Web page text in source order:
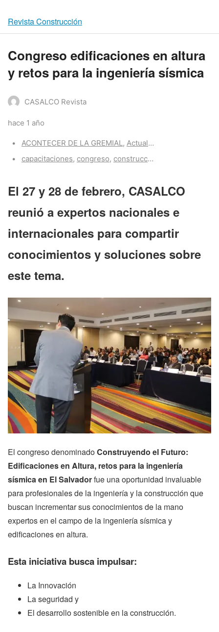
Revista Construcción
Congreso edificaciones en altura
y retos para la ingeniería sísmica
CASALCO Revista
hace 1 año
Categories:
ACONTECER DE LA GREMIAL, Actualidad CASALCO
Tags:
capacitaciones, congreso, construcción
El 27 y 28 de febrero, CASALCO
reunió a expertos nacionales e
internacionales para compartir
conocimientos y soluciones sobre
este tema.
El congreso denominadoConstruyendo el Futuro:
Edificaciones en Altura, retos para la ingeniería
sísmica en El Salvadorfue una oportunidad invaluable
para profesionales de la ingeniería y la construcción que
buscan incrementar sus conocimientos de la mano
expertos en el campo de la ingeniería sísmica y
edificaciones en altura.
Esta iniciativa busca impulsar:
La Innovación
La seguridad y
El desarrollo sostenible en la construcción.